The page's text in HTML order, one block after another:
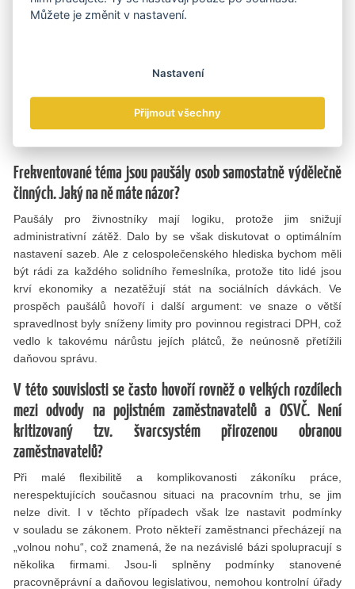
přinést naopak vyšší zdanění. Nezáleží totiž pouze na sazbách,
systému sice mohou vytvářet dojem, že se zlepší jeho fungování,
další komplikace.
Česká Never Ending story
Frekventované téma jsou paušály osob samostatně výdělečně
činných. Jaký na ně máte názor?
Paušály pro živnostníky mají logiku, protože jim snižují
administrativní zátěž. Dalo by se však diskutovat o optimálním
nastavení sazeb. Ale z celospolečenského hlediska bychom měli
být rádi za každého solidního řemeslníka, protože tito lidé jsou
krví ekonomiky a nezatěžují stát na sociálních dávkách. Ve
prospěch paušálů hovoří i další argument: ve snaze o větší
spravedlnost byly sníženy limity pro povinnou registraci DPH, což
vedlo k takovému nárůstu jejích plátců, že neúnosně přetížili
daňovou správu.
V této souvislosti se často hovoří rovněž o velkých rozdílech
mezi odvody na pojistném zaměstnavatelů a OSVČ. Není
kritizovaný tzv. švarcsystém přirozenou obranou
zaměstnavatelů?
Při malé ﬂexibilitě a komplikovanosti zákoníku práce,
nerespektujících současnou situaci na pracovním trhu, se jim
nelze divit. I v těchto případech však lze nastavit podmínky
v souladu se zákonem. Proto někteří zaměstnanci přecházejí na
„volnou nohu“, což znamená, že na nezávislé bázi spolupracují s
několika ﬁrmami. Jsou-li splněny podmínky stanovené
pracovněprávní a daňovou legislativou, nemohou kontrolní úřady
Můžete je změnit v nastavení.
Nastavení
Přijmout všechny